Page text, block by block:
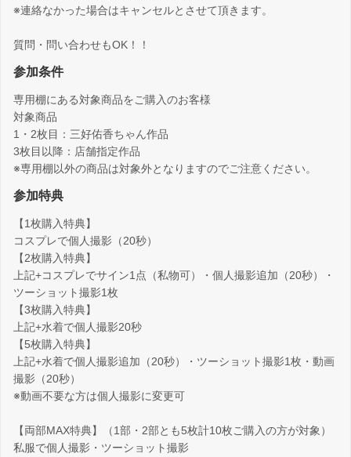
※連絡なかった場合はキャンセルとさせて頂きます。
質問・問い合わせもOK！！
参加条件
専用棚にある対象商品をご購入のお客様
対象商品
1・2枚目：三好佑香ちゃん作品
3枚目以降：店舗指定作品
※専用棚以外の商品は対象外となりますのでご注意ください。
参加特典
【1枚購入特典】
コスプレで個人撮影（20秒）
【2枚購入特典】
上記+コスプレでサイン1点（私物可）・個人撮影追加（20秒）・
ツーショット撮影1枚
【3枚購入特典】
上記+水着で個人撮影20秒
【5枚購入特典】
上記+水着で個人撮影追加（20秒）・ツーショット撮影1枚・動画
撮影（20秒）
※動画不要な方は個人撮影に変更可
【両部MAX特典】（1部・2部とも5枚計10枚ご購入の方が対象）
私服で個人撮影・ツーショット撮影